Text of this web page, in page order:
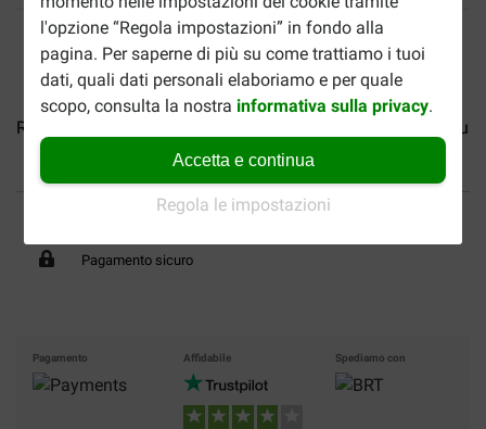
l'opzione “Regola impostazioni” in fondo alla
pagina. Per saperne di più su come trattiamo i tuoi
dati, quali dati personali elaboriamo e per quale
scopo, consulta la nostra informativa sulla privacy.
Accetta e continua
Regola le impostazioni
Royal Canin Puppy Chihuahua... Royal Canin Adult
Fino al 40% in meno
Spedizione gratuita da 89
Pagamento sicuro
Pagamento Affidabile Spediamo con